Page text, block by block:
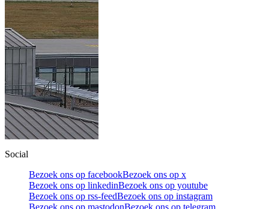
Social
Bezoek ons op facebookBezoek ons op x
Bezoek ons op linkedinBezoek ons op youtube
Bezoek ons op rss-feedBezoek ons op instagram